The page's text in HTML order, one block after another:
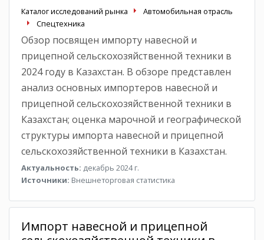
Каталог исследований рынка
Автомобильная отрасль
Спецтехника
Обзор посвящен импорту навесной и
прицепной сельскохозяйственной техники в
2024 году в Казахстан. В обзоре представлен
анализ основных импортеров навесной и
прицепной сельскохозяйственной техники в
Казахстан; оценка марочной и географической
структуры импорта навесной и прицепной
сельскохозяйственной техники в Казахстан.
Актуальность: декабрь 2024 г.
Источники: Внешнеторговая статистика
Импорт навесной и прицепной